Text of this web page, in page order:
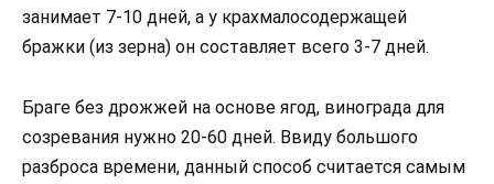
занимает 7-10 дней, а у крахмалосодержащей
бражки (из зерна) он составляет всего 3-7 дней.
Браге без дрожжей на основе ягод, винограда для
созревания нужно 20-60 дней. Ввиду большого
разброса времени, данный способ считается самым